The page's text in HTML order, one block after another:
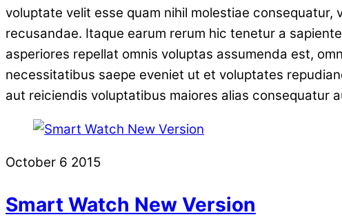
voluptate velit esse quam nihil molestiae
recusandae. Itaque earum rerum hic tenetur a
asperiores repellat omnis voluptas assumenda est,
necessitatibus saepe eveniet ut et voluptates
aut reiciendis voluptatibus maiores alias consequatur
October 6 2015
Smart Watch New Version